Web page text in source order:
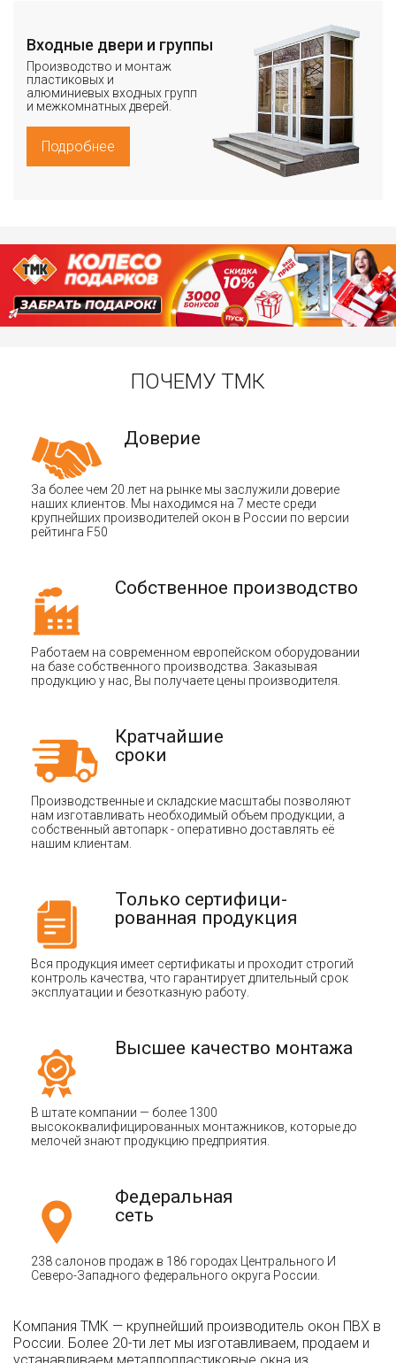
Входные двери и группы
Производство и монтаж
пластиковых и
алюминиевых входных групп
и межкомнатных дверей.
Подробнее
ПОЧЕМУ ТМК
Доверие
За более чем 20 лет на рынке мы заслужили доверие
наших клиентов. Мы находимся на 7 месте среди
крупнейших производителей окон в России по версии
рейтинга F50
Собственное производство
Работаем на современном европейском оборудовании
на базе собственного производства. Заказывая
продукцию у нас, Вы получаете цены производителя.
Кратчайшие
сроки
Производственные и складские масштабы позволяют
нам изготавливать необходимый объем продукции, а
собственный автопарк - оперативно доставлять её
нашим клиентам.
Только сертифици-
рованная продукция
Вся продукция имеет сертификаты и проходит строгий
контроль качества, что гарантирует длительный срок
эксплуатации и безотказную работу.
Высшее качество монтажа
В штате компании — более 1300
высококвалифицированных монтажников, которые до
мелочей знают продукцию предприятия.
Федеральная
сеть
238 салонов продаж в 186 городах Центрального И
Северо-Западного федерального округа России.
Компания ТМК — крупнейший производитель окон ПВХ в
России. Более 20-ти лет мы изготавливаем, продаем и